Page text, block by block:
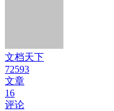
文档天下
72593
文章
16
评论